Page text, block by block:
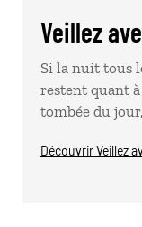
Veillez
Si la nuit tous
restent quant
tombée du
Découvrir Veillez